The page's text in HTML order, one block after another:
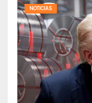
NOTICIAS